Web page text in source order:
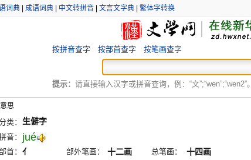
词典| 成语词典| 中文转拼音| 文言文字典| 繁体字转换
按拼音查字 按部首查字 按笔画查字
提示： 请直接输入汉字或拼音查询，例：“文”;“wen”;“wen2”
思
类： 生僻字
音： jué
首： 亻 部外笔画： 十二画 总笔画： 十四画